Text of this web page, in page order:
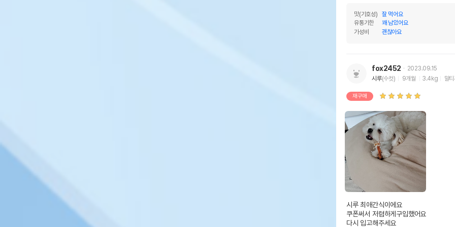
맛(기호성)
잘 먹어요
유통기한
꽤 남았어요
가성비
괜찮아요
fox2452
2023.09.15
시루(수컷) 9개월 3.4kg 말
재구매
시루 최애간식이에요
쿠폰써서 저렴하게구입했어요
다시 입고해주세요